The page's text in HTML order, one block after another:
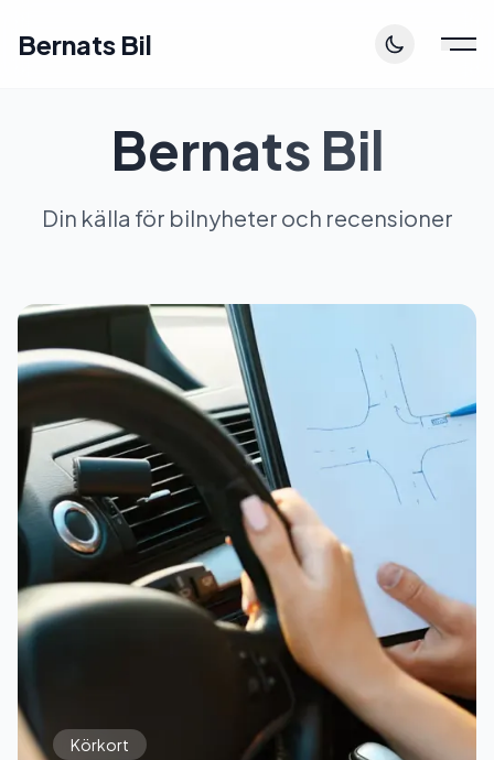
Bernats Bil
Bernats Bil
Din källa för bilnyheter och recensioner
Körkort